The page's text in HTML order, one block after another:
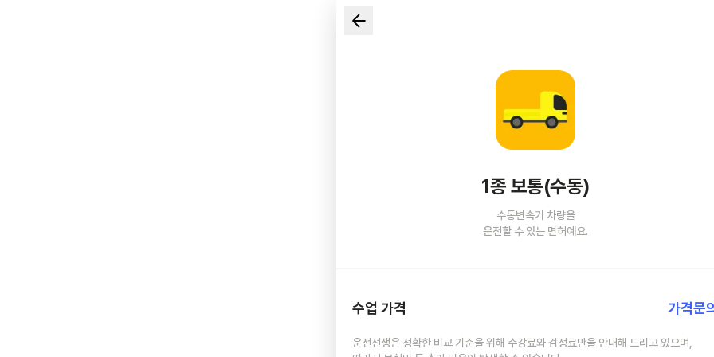
1종 보통(수동)
수동변속기 차량을
운전할 수 있는 면허예요.
수업 가격 가격문
운전선생은 정확한 비교 기준을 위해 수강료와 검정료만을 안내해 드리고 있으며,